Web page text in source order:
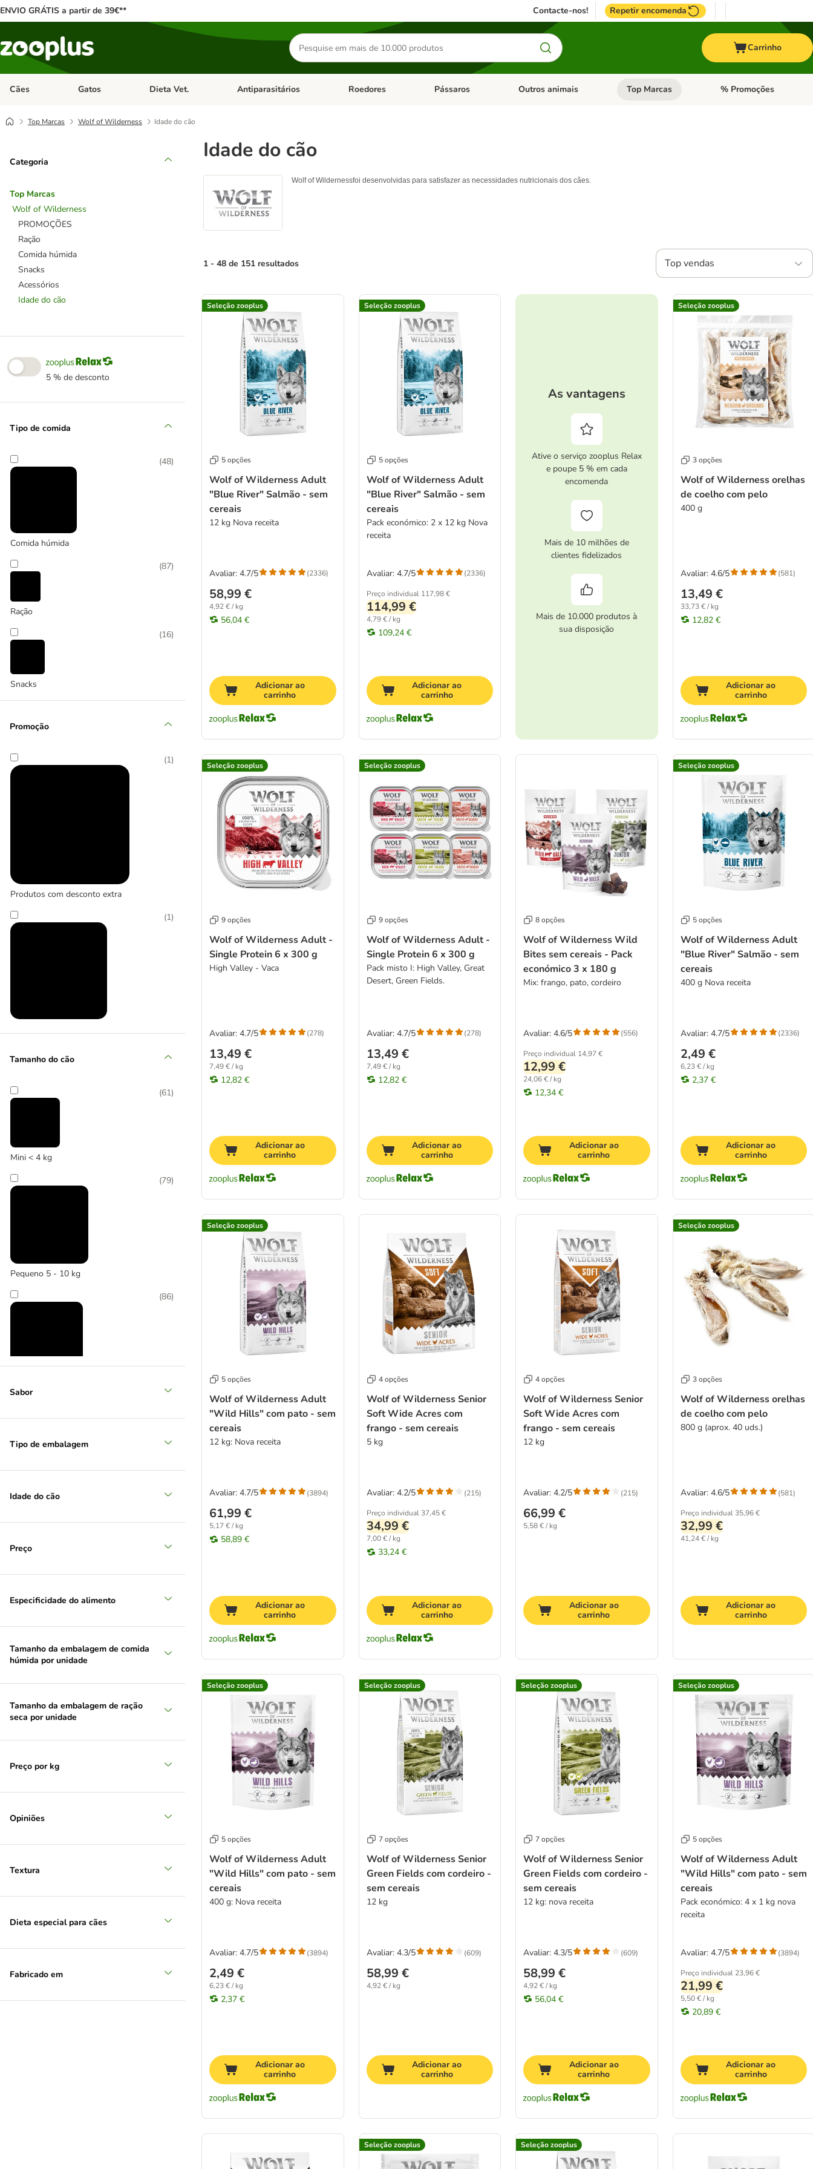
ENVIO GRÁTIS a partir de 39€** Contacte-nos! Repetir encomenda
Pesquisar
produtos
Carrinho
Cães Abrir menu de categoria: Cães
Gatos Abrir menu de categoria: Gatos
Dieta Vet. Abrir menu de categoria: Dieta Vet.
Antiparasitários Abrir menu de categoria: Antiparasitários
Roedores Abrir menu de categoria: Roedores
Pássaros Abrir menu de categoria: Pássaros
Outros animais Abrir menu de categoria: Outros animais
Top Marcas Abrir menu de categoria:
% Promoções
Top Marcas Wolf of Wilderness Idade do cão
Categoria
Top Marcas
Wolf of Wilderness
PROMOÇÕES
Ração
Comida húmida
Snacks
Acessórios
Idade do cão
5 % de desconto
Tipo de comida
Comida húmida
(48)
Ração
(87)
Snacks
(16)
Promoção
Produtos com desconto extra
(1)
(1)
42
Tamanho do cão
Mini < 4 kg
(61)
Pequeno 5 - 10 kg
(79)
(86)
Grande 26 - 44 kg
Extra grande > 45 kg
(66)
Sabor
Tipo de embalagem
Idade do cão
Preço
Especificidade do alimento
Tamanho da embalagem de comida
húmida por unidade
Tamanho da embalagem de ração
seca por unidade
Preço por kg
Opiniões
Textura
Dieta especial para cães
Fabricado em
Idade do cão
Wolf of Wildernessfoi desenvolvidas para satisfazer as necessidades nutricionais dos cães.
1 - 48 de 151 resultados Top vendas
product items have been changed
Seleção zooplus
5 opções
Wolf of Wilderness Adult
"Blue River" Salmão - sem
cereais
12 kg Nova receita
58,99 €
4,92 € / kg
56,04 €
Avaliar: 4.7/5 (2336)
Adicionar ao
carrinho
Seleção zooplus
5 opções
Wolf of Wilderness Adult
"Blue River" Salmão - sem
cereais
Pack económico: 2 x 12 kg Nova
receita
Preço individual 117,98 €
114,99 €
4,79 € / kg
109,24 €
Avaliar: 4.7/5 (2336)
Adicionar ao
carrinho
As vantagens
Ative o serviço zooplus Relax
e poupe 5 % em cada
encomenda
Mais de 10 milhões de
clientes fidelizados
Mais de 10.000 produtos à
sua disposição
Seleção zooplus
3 opções
Wolf of Wilderness orelhas
de coelho com pelo
400 g
13,49 €
33,73 € / kg
12,82 €
Avaliar: 4.6/5 (581)
Adicionar ao
carrinho
Seleção zooplus
9 opções
Wolf of Wilderness Adult -
Single Protein 6 x 300 g
High Valley - Vaca
13,49 €
7,49 € / kg
12,82 €
Avaliar: 4.7/5 (278)
Adicionar ao
carrinho
Seleção zooplus
9 opções
Wolf of Wilderness Adult -
Single Protein 6 x 300 g
Pack misto I: High Valley, Great
Desert, Green Fields.
13,49 €
7,49 € / kg
12,82 €
Avaliar: 4.7/5 (278)
Adicionar ao
carrinho
8 opções
Wolf of Wilderness Wild
Bites sem cereais - Pack
económico 3 x 180 g
Mix: frango, pato, cordeiro
Preço individual 14,97 €
12,99 €
24,06 € / kg
12,34 €
Avaliar: 4.6/5 (556)
Adicionar ao
carrinho
Seleção zooplus
5 opções
Wolf of Wilderness Adult
"Blue River" Salmão - sem
cereais
400 g Nova receita
2,49 €
6,23 € / kg
2,37 €
Avaliar: 4.7/5 (2336)
Adicionar ao
carrinho
Seleção zooplus
5 opções
Wolf of Wilderness Adult
"Wild Hills" com pato - sem
cereais
12 kg: Nova receita
61,99 €
5,17 € / kg
58,89 €
Avaliar: 4.7/5 (3894)
Adicionar ao
carrinho
4 opções
Wolf of Wilderness Senior
Soft Wide Acres com
frango - sem cereais
5 kg
Preço individual 37,45 €
34,99 €
7,00 € / kg
33,24 €
Avaliar: 4.2/5 (215)
Adicionar ao
carrinho
4 opções
Wolf of Wilderness Senior
Soft Wide Acres com
frango - sem cereais
12 kg
66,99 €
5,58 € / kg
Avaliar: 4.2/5 (215)
Adicionar ao
carrinho
Seleção zooplus
3 opções
Wolf of Wilderness orelhas
de coelho com pelo
800 g (aprox. 40 uds.)
Preço individual 35,96 €
32,99 €
41,24 € / kg
Avaliar: 4.6/5 (581)
Adicionar ao
carrinho
Seleção zooplus
5 opções
Wolf of Wilderness Adult
"Wild Hills" com pato - sem
cereais
400 g: Nova receita
2,49 €
6,23 € / kg
2,37 €
Avaliar: 4.7/5 (3894)
Adicionar ao
carrinho
Seleção zooplus
7 opções
Wolf of Wilderness Senior
Green Fields com cordeiro -
sem cereais
12 kg
58,99 €
4,92 € / kg
Avaliar: 4.3/5 (609)
Adicionar ao
carrinho
Seleção zooplus
7 opções
Wolf of Wilderness Senior
Green Fields com cordeiro -
sem cereais
12 kg: nova receita
58,99 €
4,92 € / kg
56,04 €
Avaliar: 4.3/5 (609)
Adicionar ao
carrinho
Seleção zooplus
5 opções
Wolf of Wilderness Adult
"Wild Hills" com pato - sem
cereais
Pack económico: 4 x 1 kg nova
receita
Preço individual 23,96 €
21,99 €
5,50 € / kg
20,89 €
Avaliar: 4.7/5 (3894)
Adicionar ao
carrinho
Seleção zooplus Seleção zooplus